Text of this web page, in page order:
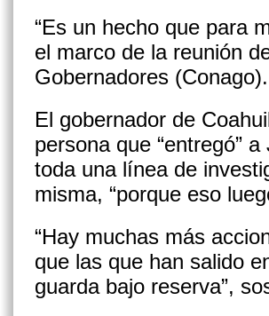
“Es un hecho que para
el marco de la reunión
Gobernadores (Conago).
El gobernador de
persona que “entregó”
toda una línea de
misma, “porque eso
“Hay muchas más
que las que han salido
guarda bajo reserva”,